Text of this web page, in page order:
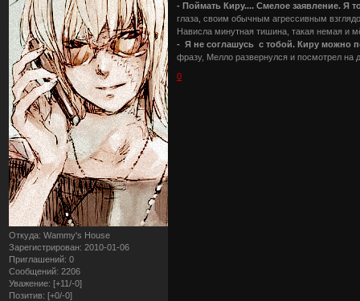
Откуда: Wammy's House
Зарегистрирован: 2010-01-06
Приглашений: 0
Сообщений: 2206
Уважение: [+11/-0]
Позитив: [+0/-0]
- Поймать Киру.... Смелое заявление. Я
глаза, своим обычным агрессивным
Нависла минутная тишина, такая немая и
- Я не соглашусь с тобой. Киру можно
фразу, Мелло развернулся и посмотрел на
0